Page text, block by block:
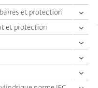
et protection
et protection